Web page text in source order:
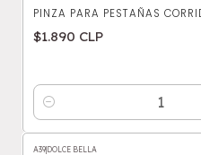
PINZA PARA PESTAÑAS
$1.890 CLP
Cantidad
A39 DOLCE BELLA